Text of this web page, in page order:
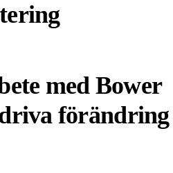
med Bower
förändring